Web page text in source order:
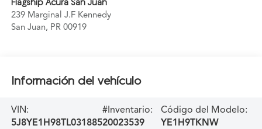
Flagship Acura San Juan
239 Marginal J.F Kennedy
San Juan, PR 00919
Información del vehículo
VIN:
5J8YE1H98TL031885
#Inventario:
20023539
Código del Modelo:
YE1H9TKNW